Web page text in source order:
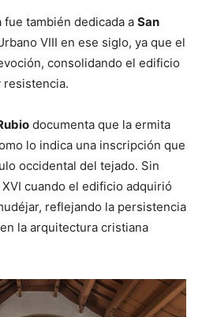
fue también dedicada a San
VIII en ese siglo, ya que el
consolidando el edificio
resistencia.
documenta que la ermita
lo indica una inscripción que
occidental del tejado. Sin
cuando el edificio adquirió
reflejando la persistencia
la arquitectura cristiana